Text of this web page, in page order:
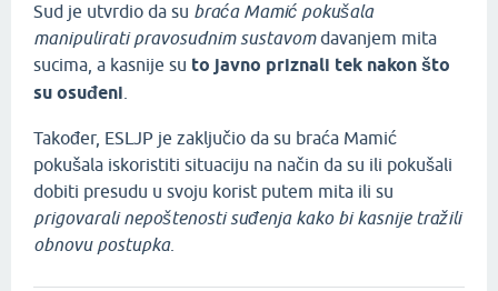
Sud je utvrdio da su braća Mamić pokušala
manipulirati pravosudnim sustavomdavanjem mita
sucima, a kasnije su to javno priznali tek nakon što
su osuđeni
Također, ESLJP je zaključio da su braća Mamić
pokušala iskoristiti situaciju na način da su ili pokušali
dobiti presudu u svoju korist putem mita ili su
prigovarali nepoštenosti suđenja kako bi kasnije tražili
obnovu postupka.